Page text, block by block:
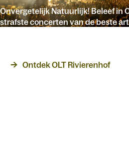
Onvergetelijk Natuurlijk! Beleef in
strafste concerten van de beste
Ontdek OLT Rivierenhof